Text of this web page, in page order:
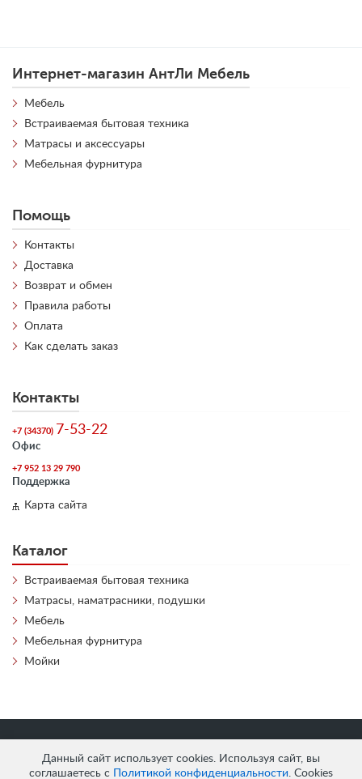
Данный сайт использует cookies. Используя сайт, вы
соглашаетесь с
Политикой конфиденциальности. Cookies
Интернет-магазин АнтЛи Мебель
Мебель
Встраиваемая бытовая техника
Матрасы и аксессуары
Мебельная фурнитура
Помощь
Контакты
Доставка
Возврат и обмен
Правила работы
Оплата
Как сделать заказ
Контакты
+7 (34370) 7-53-22
Офис
+7 952 13 29 790
Поддержка
Карта сайта
Каталог
Встраиваемая бытовая техника
Матрасы, наматрасники, подушки
Мебель
Мебельная фурнитура
Мойки